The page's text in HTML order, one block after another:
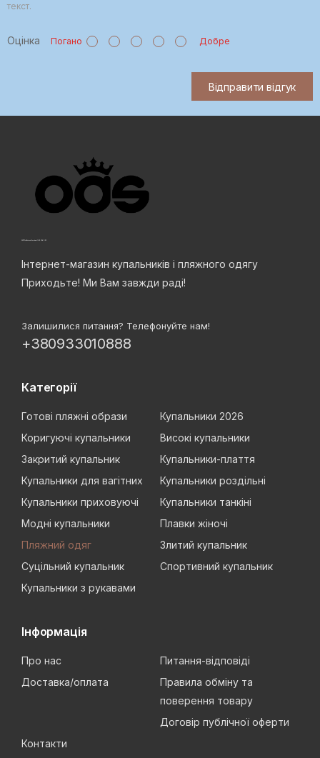
текст.
Оцінка Погано Добре
Відправити відгук
Інтернет-магазин купальників і пляжного одягу
Приходьте! Ми Вам завжди раді!
Залишилися питання? Телефонуйте нам!
+380933010888
Категорії
Готові пляжні образи
Купальники 2026
Коригуючі купальники
Високі купальники
Закритий купальник
Купальники-плаття
Купальники для вагітних
Купальники роздільні
Купальники приховуючі
Купальники танкіні
Модні купальники
Плавки жіночі
Пляжний одяг
Злитий купальник
Суцільний купальник
Спортивний купальник
Купальники з рукавами
Інформація
Про нас
Питання-відповіді
Доставка/оплата
Правила обміну та
поверення товару
Договір публічної оферти
Контакти